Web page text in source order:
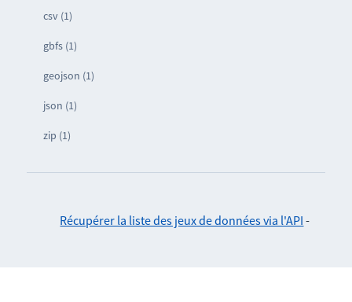
csv (1)
gbfs (1)
geojson (1)
json (1)
zip (1)
Récupérer la liste des jeux de données via l'API -